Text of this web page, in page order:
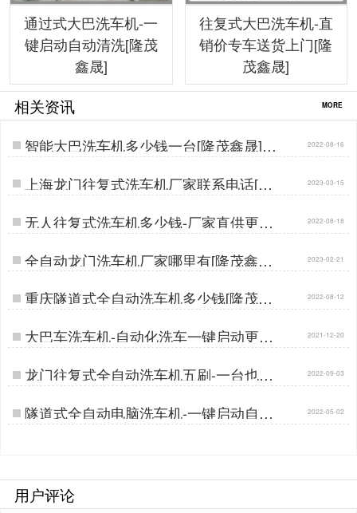
通过式大巴洗车机-一
键启动自动清洗[隆茂
鑫晟]
往复式大巴洗车机-直
销价专车送货上门[隆
茂鑫晟]
相关资讯 MORE
智能大巴洗车机多少钱一台[隆茂鑫晟]… 2022-08-16
上海龙门往复式洗车机厂家联系电话[隆
茂鑫晟]…
2023-03-15
无人往复式洗车机多少钱-厂家直供更实
惠[隆茂鑫晟]…
2022-08-18
全自动龙门洗车机厂家哪里有[隆茂鑫晟]
…
2023-02-21
重庆隧道式全自动洗车机多少钱[隆茂鑫
晟]…
2022-08-12
大巴车洗车机-自动化洗车一键启动更轻
松[隆茂鑫晟]…
2021-12-20
龙门往复式全自动洗车机五刷-一台也是
批发价[隆茂鑫晟]…
2022-09-03
隧道式全自动电脑洗车机-一键启动自动
清洗[隆茂鑫晟]…
2022-05-02
用户评论